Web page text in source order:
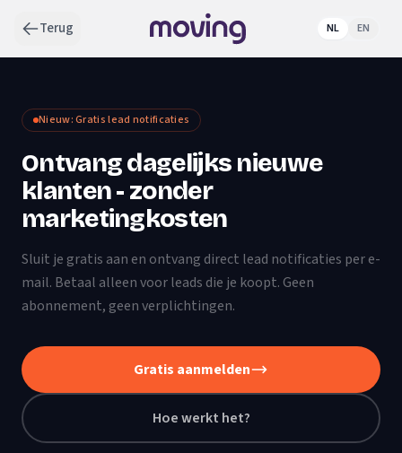
Terug NL EN
Nieuw: Gratis lead notificaties
Ontvang dagelijks nieuwe
klanten - zonder
marketingkosten
Sluit je gratis aan en ontvang direct lead notificaties per e-
mail. Betaal alleen voor leads die je koopt. Geen
abonnement, geen verplichtingen.
Gratis aanmelden
Hoe werkt het?